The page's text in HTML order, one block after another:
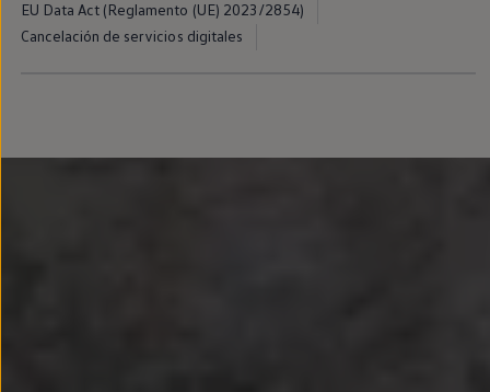
Llantas y neumáticos
Recambios Volkswagen
Accesorios y merchandising
EU Data Act (Reglamento (UE) 2023/2854)
Cancelación de servicios digitales